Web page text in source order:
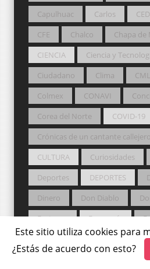
Este sitio utiliza cookies para
¿Estás de acuerdo con esto?
Capulhuac
Carlos
CFE
Chalco Chapa de
CIENCIA
Ciencia y
Ciudadano
Clima
Colmex
CONAVI
Corea del Norte
COVID-19
Crónicas de un cantante callejero
CULTURA
Curiosidades
Deportes
DEPORTES
Dinero
Don Diablo
Ecatepec
Economía
Educación
Elección 2018